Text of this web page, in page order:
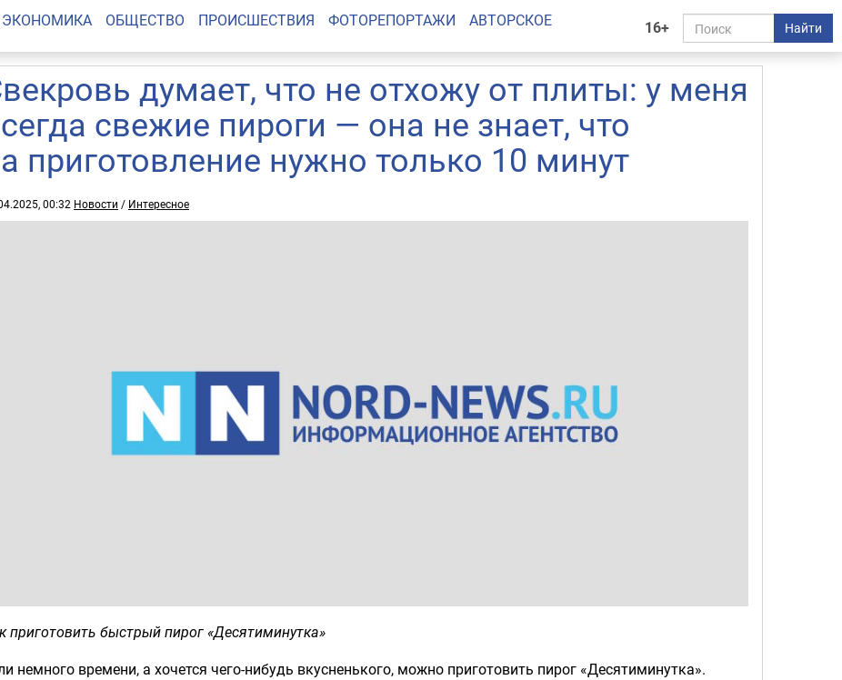
16+ Найти
ЭКОНОМИКА ОБЩЕСТВО ПРОИСШЕСТВИЯ ФОТОРЕПОРТАЖИ АВТОРСКОЕ
думает, что не отхожу от плиты: у меня
свежие пироги — она не знает, что
приготовление нужно только 10 минут
00:32 Новости / Интересное
приготовить быстрый пирог «Десятиминутка»
немного времени, а хочется чего-нибудь вкусненького, можно приготовить пирог «Десятиминутка».